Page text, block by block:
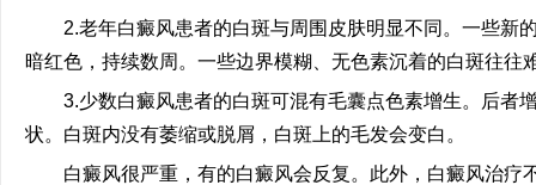
2.老年白癜风患者的白斑与周围皮肤明显不同。一些新
暗红色，持续数周。一些边界模糊、无色素沉着的白斑往往
3.少数白癜风患者的白斑可混有毛囊点色素增生。后者
状。白斑内没有萎缩或脱屑，白斑上的毛发会变白。
白癜风很严重，有的白癜风会反复。此外，白癜风治疗